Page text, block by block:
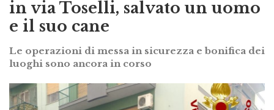
in via Toselli, salvato un uomo
e il suo cane
Le operazioni di messa in sicurezza e bonifica dei
luoghi sono ancora in corso